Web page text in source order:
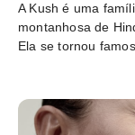
A Kush é uma
montanhosa de
Ela se tornou